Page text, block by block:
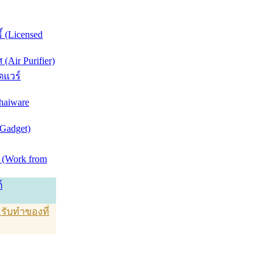
Purifier)
แวร์
from
บทำของที่